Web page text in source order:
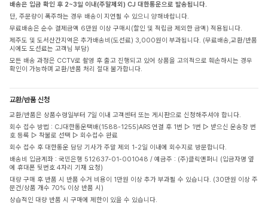
배송은 입금 확인 후 2~3일 이내(주말제외) CJ 대한통운으로 발송됩니다.
단, 주문량이 폭주하는 경우 배송이 지연될 수 있으니 양해바랍니다.
무료배송은 순수 결제금액 6만원 이상 구매시(할인 및 적립금 제외한 금액) 적용됩니다.
제주도 및 도서산간지역은 추가배송비(도선료) 3,000원이 부과됩니다. (무료배송,교환/반품
시에도 도선료는 고객님 부담)
모든 배송 과정은 CCTV로 촬영 후 출고 진행되고 있어 상품을 고의적으로 훼손하시는 경우
확인이 가능하며 교환/반품 처리 절대 불가합니다.
교환/반품 신청
교환/반품은 상품수령일부터 7일 이내 고객센터 또는 게시판으로 신청해주셔야 합니다.
회수 접수 방법 : CJ대한통운택배(1588-1255)ARS 연결 후 1번 ▷ 1번 ▷ 받으신 운송장 번
호 등록 ▷ 착불로 선택 ▷ 회수접수 완료
회수 접수 후 대한통운 담당 기사가 주말 제외 1-2일 이내에 회수지로 방문합니다.
배송비 입금계좌 : 국민은행 512637-01-001048 / 예금주 : (주)클릭앤퍼니 (입금자명 옆
에 휴대폰 뒷번호 4자리 기재 요청)
대량 구매 후 반품 시 반품 수거 비용이 1만원 이상 추가 부과될 수 있습니다. (30만원 이상 주
문건/상품 개수 70% 이상 반품 시)
상습적인 대량 반품 시 구매에 제한이 있을 수 있습니다.